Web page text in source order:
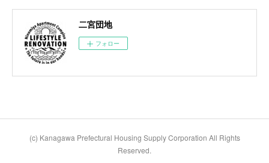
二宮団地
フォロー
(c) Kanagawa Prefectural Housing Supply Corporation All Rights
Reserved.